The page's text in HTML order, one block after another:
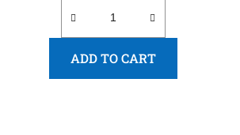
ADD TO CART